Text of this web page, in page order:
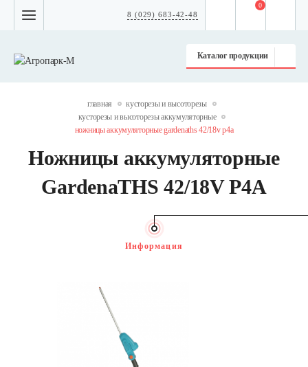
8 (029) 683-42-48
Каталог продукции
0
главная
кусторезы и высоторезы
кусторезы и высоторезы аккумуляторные
ножницы аккумуляторные gardenaths 42/18v p4a
Ножницы аккумуляторные
GardenaTHS 42/18V P4A
Информация